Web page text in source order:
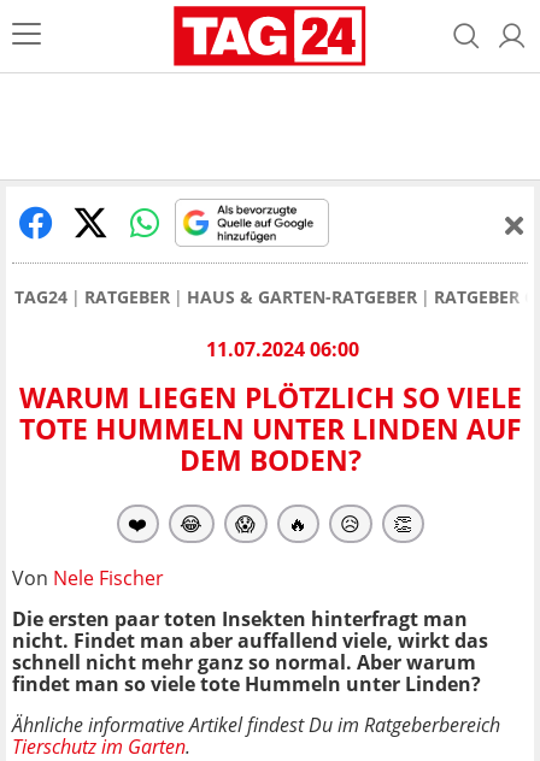
TAG24 RATGEBER HAUS & GARTEN-RATGEBER RATGEBER
11.07.2024 06:00
WARUM LIEGEN PLÖTZLICH SO VIELE
TOTE HUMMELN UNTER LINDEN AUF
DEM BODEN?
❤️ 😂 😱 🔥 😥 👏
Von Nele Fischer
Die ersten paar toten Insekten hinterfragt man
nicht. Findet man aber auffallend viele, wirkt das
schnell nicht mehr ganz so normal. Aber warum
findet man so viele tote Hummeln unter Linden?
Ähnliche informative Artikel findest Du im Ratgeberbereich
Tierschutz im Garten.